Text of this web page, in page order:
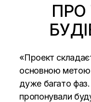
ПРО
«Проект
основною метою
дуже багато
пропонували